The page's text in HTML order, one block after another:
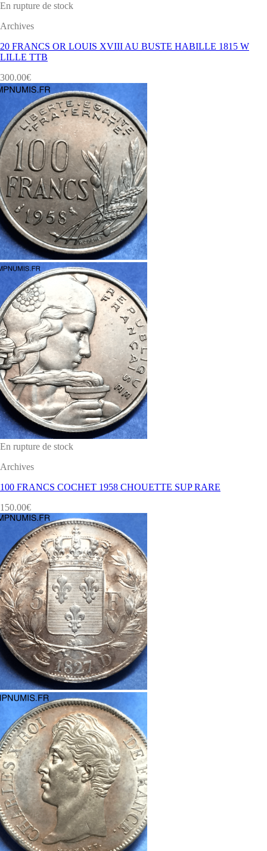
En rupture de stock
Archives
20 FRANCS OR LOUIS XVIII AU BUSTE HABILLE 1815 W
LILLE TTB
300.00€
En rupture de stock
Archives
100 FRANCS COCHET 1958 CHOUETTE SUP RARE
150.00€